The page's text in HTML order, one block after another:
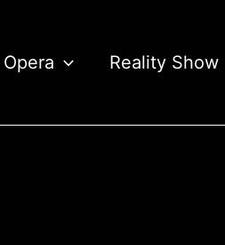
Reality Show